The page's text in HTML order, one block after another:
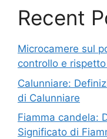
Recent
Microcamere sul
controllo e
Calunniare:
di Calunniare
Fiamma candela:
Significato di